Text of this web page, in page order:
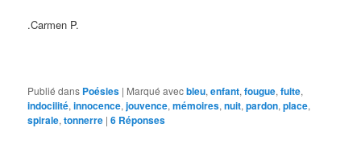
.Carmen P.
Publié dans Poésies | Marqué avecbleu,enfant,fougue,fuite,
indocilité,innocence,jouvence,mémoires,nuit,pardon,place,
spirale,tonnerre |6 Réponses